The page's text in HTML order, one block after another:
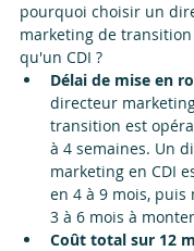
pourquoi choisir un
marketing de
qu'un CDI ?
Délai de mise en
directeur
transition est
à 4 semaines. Un
marketing en CDI
en 4 à 9 mois, puis
3 à 6 mois à
Coût total sur 12